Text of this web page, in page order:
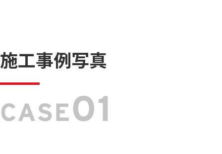
施工事例写真
CASE01